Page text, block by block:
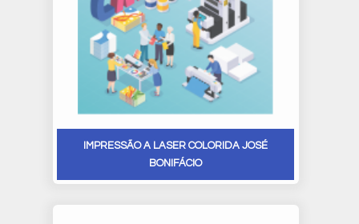
IMPRESSÃO A LASER COLORIDA JOSÉ
BONIFÁCIO